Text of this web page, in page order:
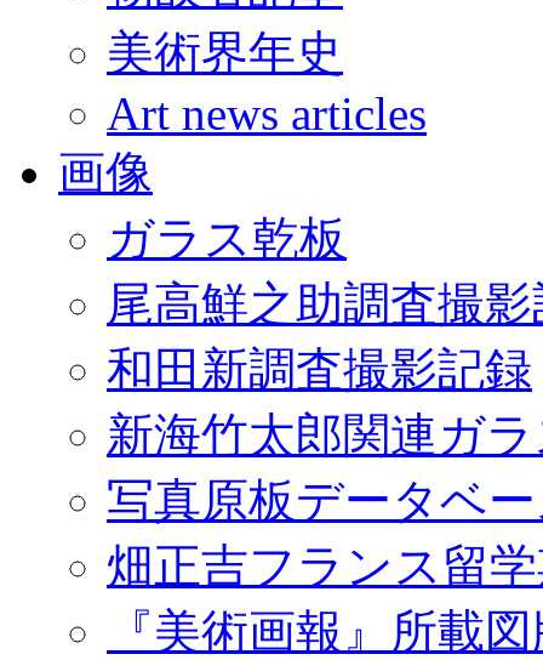
美術界年史
Art news articles
画像
ガラス乾板
尾高鮮之助調査撮
和田新調査撮影記録
新海竹太郎関連ガ
写真原板データベ
畑正吉フランス留
『美術画報』所載